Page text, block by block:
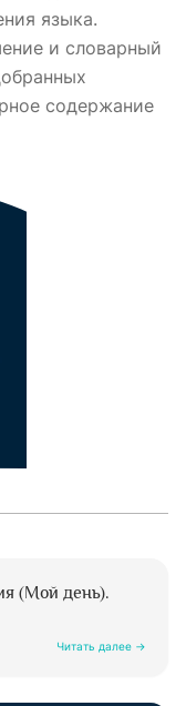
языка.
и словарный
содержание
(Мой день).
Читать далее →